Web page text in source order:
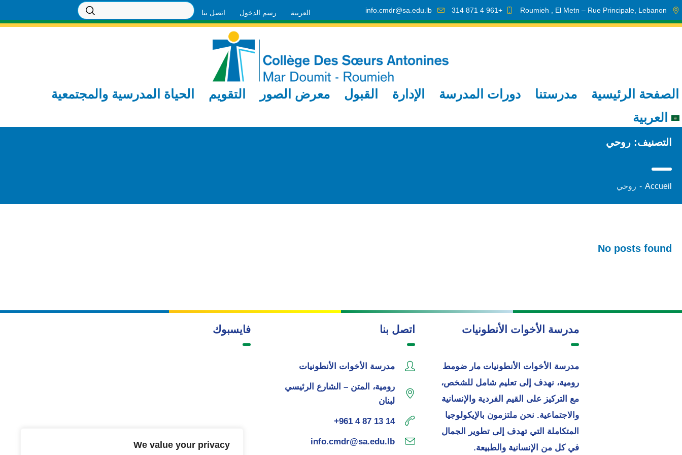
We value your privacy
العربية رسم الدخول اتصل بنا Roumieh , El Metn – Rue Principale Lebanon
+961 4 871 314
info.cmdr@sa.edu.lb
الصفحة الرئيسية مدرستنا دورات المدرسة الإدارة القبول معرض الصور التقويم
الحياة المدرسية والمجتمعية
العربية
التصنيف: روحي
Accueil
- روحي
No posts found
مدرسة الأخوات الأنطونيات
مدرسة الأخوات الأنطونيات مار ضومط
رومية، نهدف إلى تعليم شامل للشخص،
مع التركيز على القيم الفردية والإنسانية
والاجتماعية. نحن ملتزمون بالإيكولوجيا
المتكاملة التي تهدف إلى تطوير الجمال
في كل من الإنسانية والطبيعة.
اتصل بنا
مدرسة الأخوات الأنطونيات
رومية، المتن – الشارع الرئيسي
لبنان
+961 4 87 13 14
info.cmdr@sa.edu.lb
فايسبوك